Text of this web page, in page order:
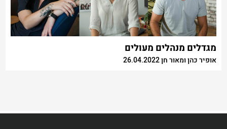
מגדלים מנהלים מעולים
אופיר כהן ומאור חן 26.04.2022